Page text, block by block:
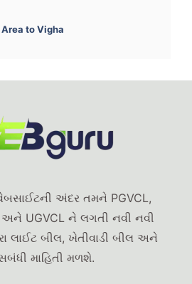
Area to Vigha
અંદર તમને PGVCL,
અને UGVCL ને લગતી નવી નવી
લાઈટ બીલ, ખેતીવાડી બીલ અને
માહિતી મળશે.